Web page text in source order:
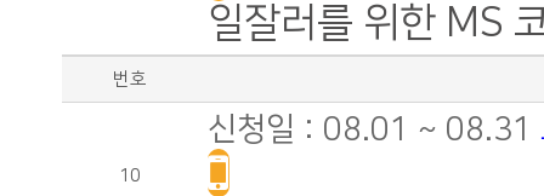
일잘러를 위한 MS
번호
10
신청일 : 08.01 ~ 08.31